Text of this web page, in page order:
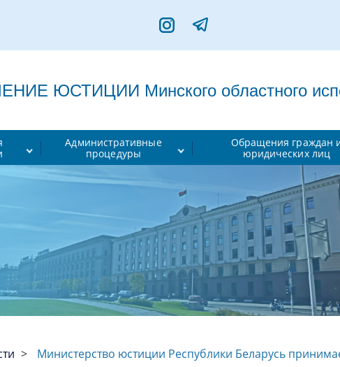
ЮСТИЦИИ Минского областного
Административные
процедуры
Обращения граждан
юридических лиц
Министерство юстиции Республики Беларусь